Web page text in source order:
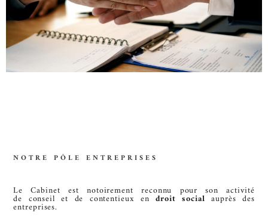
NOTRE PÔLE ENTREPRISES
Le Cabinet est notoirement reconnu pour son activité
de conseil et de contentieux endroit social auprès des
entreprises.